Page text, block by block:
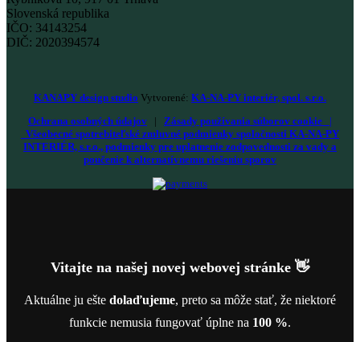
Slovenská republika
IČO: 34143254
DIČ: 2020394574
KANAPY design studio Vytvorené: KA-NA-PY interiér, spol. s.r.o.
Ochrana osobných údajov | Zásady používania súborov cookie |
Všeobecné spotrebiteľské zmluvné podmienky spoločnosti KA-NA-PY
INTERIÉR, s.r.o., podmienky pre uplatnenie zodpovednosti za vady a
poučenie k alternatívnemu riešeniu sporov
Vitajte na našej novej webovej stránke 👋
Aktuálne ju ešte dolaďujeme, preto sa môže stať, že niektoré
funkcie nemusia fungovať úplne na 100 %.